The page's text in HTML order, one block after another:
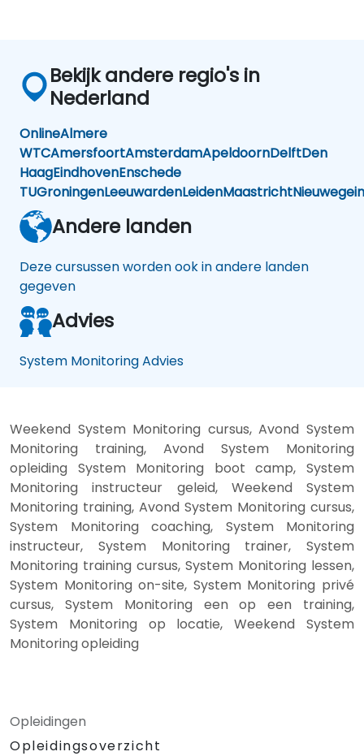
Bekijk andere regio's in
Nederland
OnlineAlmere
WTCAmersfoortAmsterdamApeldoornDelftDen
HaagEindhovenEnschede
TUGroningenLeeuwardenLeidenMaastrichtNieuwegein
Andere landen
Deze cursussen worden ook in andere landen
gegeven
Advies
System Monitoring Advies
Weekend System Monitoring cursus, Avond System
Monitoring training, Avond System Monitoring
opleiding System Monitoring boot camp, System
Monitoring instructeur geleid, Weekend System
Monitoring training, Avond System Monitoring cursus,
System Monitoring coaching, System Monitoring
instructeur, System Monitoring trainer, System
Monitoring training cursus, System Monitoring lessen,
System Monitoring on-site, System Monitoring privé
cursus, System Monitoring een op een training,
System Monitoring op locatie, Weekend System
Monitoring opleiding
Opleidingen
Opleidingsoverzicht